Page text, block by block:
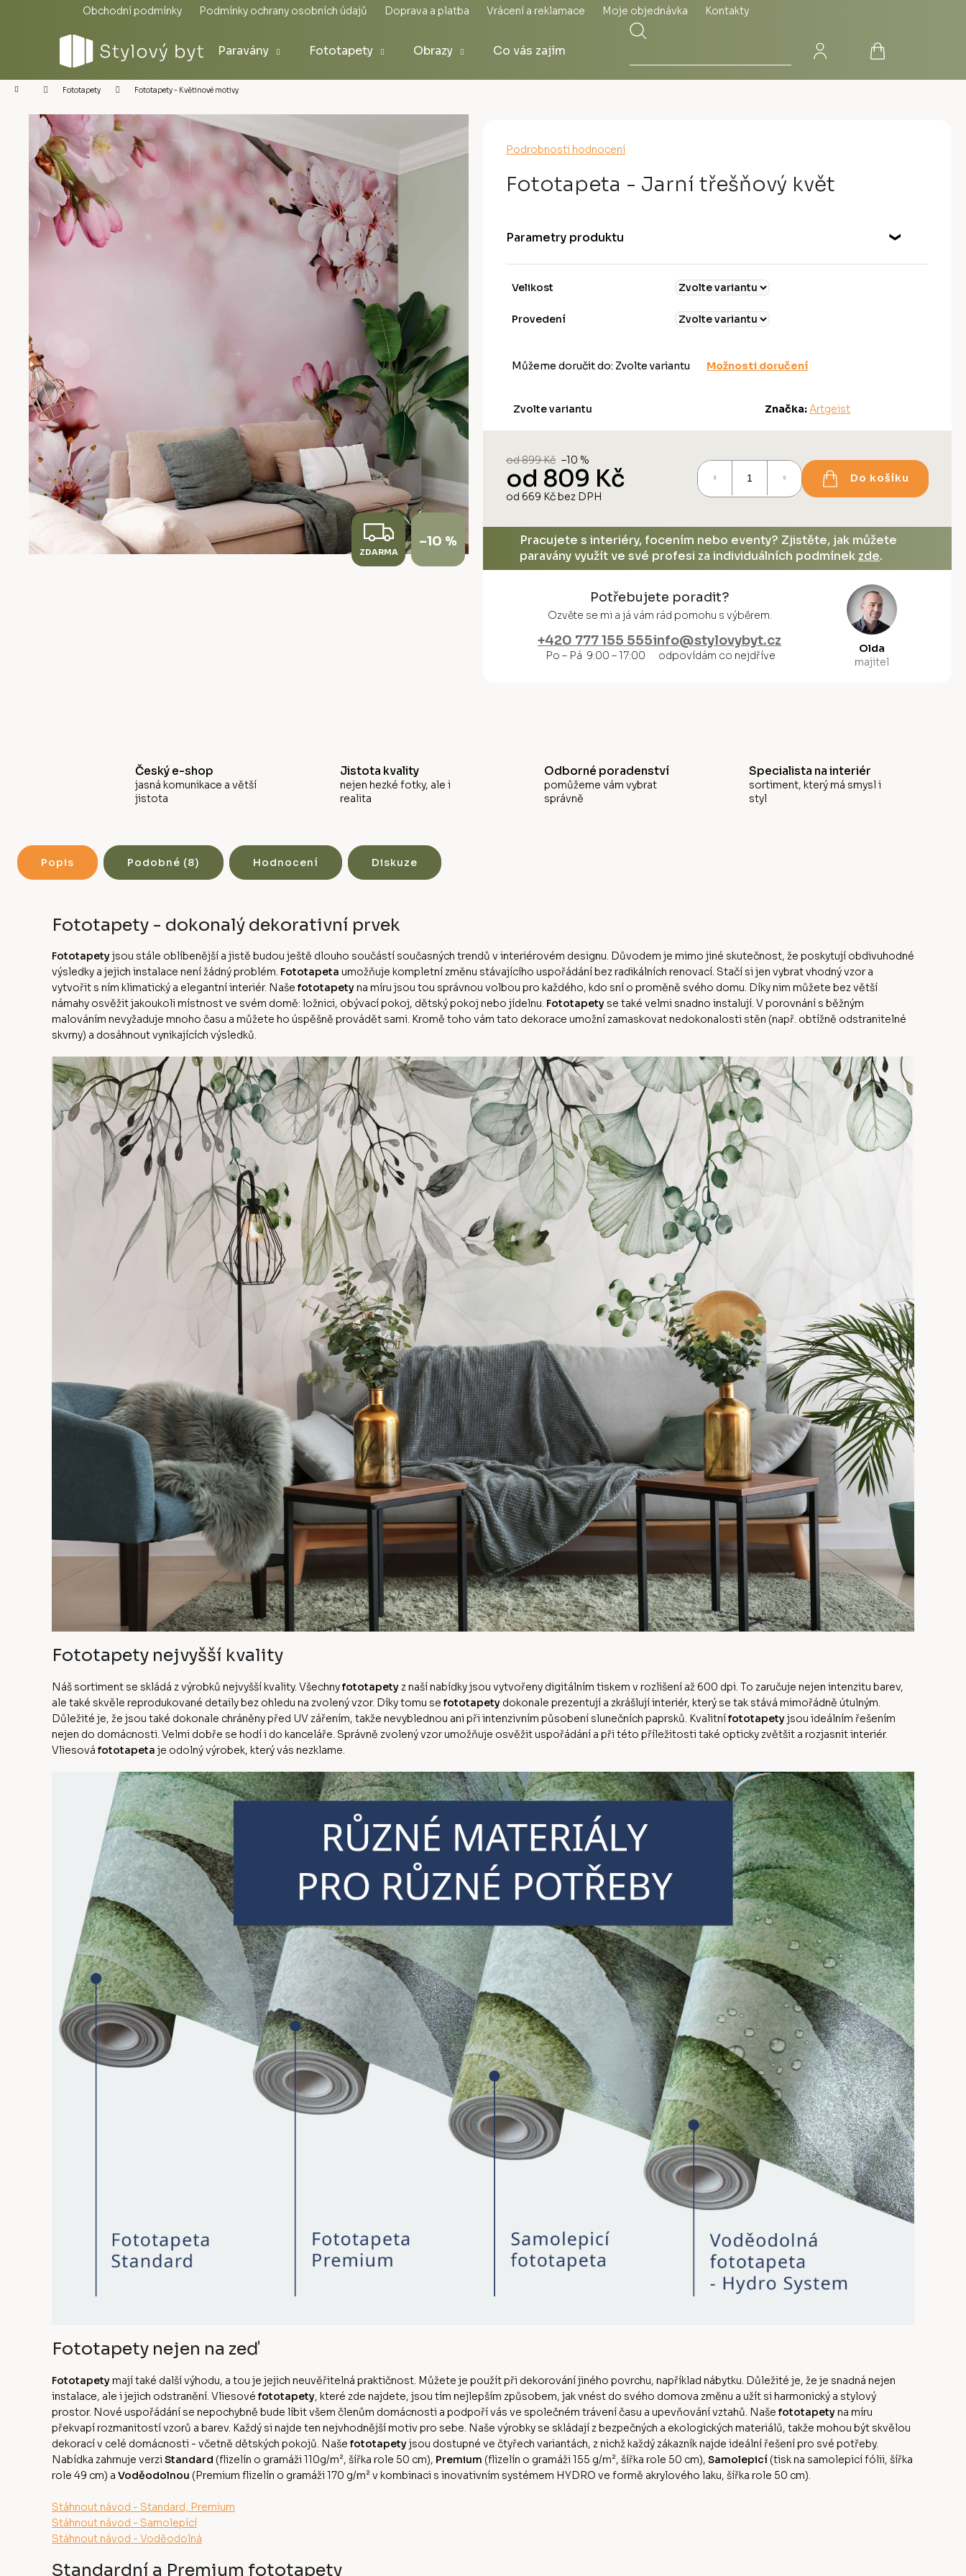
Obchodní podmínky Podmínky ochrany osobních údajů Doprava a platba Vrácení a reklamace Moje objednávka Kontakty
Paravány Fototapety Obrazy Co vás zajímá
Hledat
Přihlášení Nákupní
Domů Fototapety Fototapety - Květinové motivy
Průměrné
produktu
je
5
hvězdiček.
Podrobnosti hodnocení
Fototapeta - Jarní třešňový květ
Parametry produktu
Velikost
Provedení
Můžeme doručit do: Zvolte variantu Možnosti doručení
Zvolte variantu Značka: Artgeist
od 899 Kč –10 %
od 809 Kč
od 669 Kčbez DPH
Do košíku
Pracujete s interiéry, focením nebo eventy? Zjistěte, jak můžete
paravány využít ve své profesi za individuálních podmínek zde.
Potřebujete poradit?
Ozvěte se mi a já vám rád pomohu s výběrem.
+420 777 155 555
Po – Pá 9:00 – 17:00
info@stylovybyt.cz
odpovídám co nejdříve
Olda
majitel
Z
D
ZDARMA
–10 %
Český e-shop
jasná komunikace a větší
jistota
Jistota kvality
nejen hezké fotky, ale i
realita
Odborné poradenství
pomůžeme vám vybrat
správně
Specialista na interiér
sortiment, který má smysl i
styl
Popis Podobné (8) Hodnocení Diskuze
Fototapety - dokonalý dekorativní prvek
Fototapetyjsou stále oblíbenější a jistě budou ještě dlouho součástí současných trendů v interiérovém designu. Důvodem je mimo jiné skutečnost, že poskytují obdivuhodné
výsledky a jejich instalace není žádný problém. Fototapeta umožňuje kompletní změnu stávajícího uspořádání bez radikálních renovací. Stačí si jen vybrat vhodný vzor a
vytvořit s ním klimatický a elegantní interiér. Naše fototapetyna míru jsou tou správnou volbou pro každého, kdo sní o proměně svého domu. Díky nim můžete bez větší
námahy osvěžit jakoukoli místnost ve svém domě: ložnici, obývací pokoj, dětský pokoj nebo jídelnu. Fototapety se také velmi snadno instalují. V porovnání s běžným
malováním nevyžaduje mnoho času a můžete ho úspěšně provádět sami. Kromě toho vám tato dekorace umožní zamaskovat nedokonalosti stěn (např. obtížně odstranitelné
skvrny) a dosáhnout vynikajících výsledků.
Fototapety nejvyšší kvality
Náš sortiment se skládá z výrobků nejvyšší kvality. Všechnyfototapety z naší nabídky jsou vytvořeny digitálním tiskem v rozlišení až 600 dpi. To zaručuje nejen intenzitu barev,
ale také skvěle reprodukované detaily bez ohledu na zvolený vzor. Díky tomu se fototapety dokonale prezentují a zkrášlují interiér, který se tak stává mimořádně útulným.
Důležité je, že jsou také dokonale chráněny před UV zářením, takže nevyblednou ani při intenzivním působení slunečních paprsků. Kvalitnífototapetyjsou ideálním řešením
nejen do domácnosti. Velmi dobře se hodí i do kanceláře. Správně zvolený vzor umožňuje osvěžit uspořádání a při této příležitosti také opticky zvětšit a rozjasnit interiér.
Vliesová fototapeta je odolný výrobek, který vás nezklame.
Fototapety nejen na zeď
Fototapetymají také další výhodu, a tou je jejich neuvěřitelná praktičnost. Můžete je použít při dekorování jiného povrchu, například nábytku. Důležité je, že je snadná nejen
instalace, ale i jejich odstranění. Vliesové fototapety, které zde najdete, jsou tím nejlepším způsobem, jak vnést do svého domova změnu a užít si harmonický a stylový
prostor. Nové uspořádání se nepochybně bude líbit všem členům domácnosti a podpoří vás ve společném trávení času a upevňování vztahů. Naše fototapetyna míru
překvapí rozmanitostí vzorů a barev. Každý si najde ten nejvhodnější motiv pro sebe. Naše výrobky se skládají z bezpečných a ekologických materiálů, takže mohou být skvělou
dekorací v celé domácnosti - včetně dětských pokojů. Naše fototapetyjsou dostupné ve čtyřech variantách, z nichž každý zákazník najde ideální řešení pro své potřeby.
Nabídka zahrnuje verzi Standard (flizelín o gramáži 110g/m², šířka role 50 cm), Premium (flizelín o gramáži 155 g/m², šířka role 50 cm), Samolepicí (tisk na samolepicí fólii, šířka
role 49 cm) a Voděodolnou (Premium flizelín o gramáži 170 g/m² v kombinaci s inovativním systémem HYDRO ve formě akrylového laku, šířka role 50 cm).
Stáhnout návod - Standard, Premium
Stáhnout návod - Samolepící
Stáhnout návod - Voděodolná
Standardní a Premium fototapety